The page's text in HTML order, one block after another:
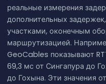
реальные измерения
дополнительных
участками, оконечным
маршрутизацией.
GeoCables показывают
69,3 мс от Сингапура до
до Гохына. Эти значения